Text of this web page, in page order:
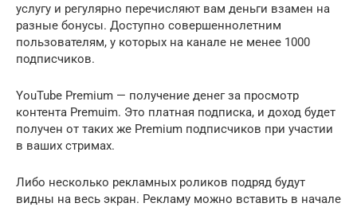
услугу и регулярно перечисляют вам деньги взамен на
разные бонусы. Доступно совершеннолетним
пользователям, у которых на канале не менее 1000
подписчиков.
YouTube Premium — получение денег за просмотр
контента Premuim. Это платная подписка, и доход будет
получен от таких же Premium подписчиков при участии
в ваших стримах.
Либо несколько рекламных роликов подряд будут
видны на весь экран. Рекламу можно вставить в начале